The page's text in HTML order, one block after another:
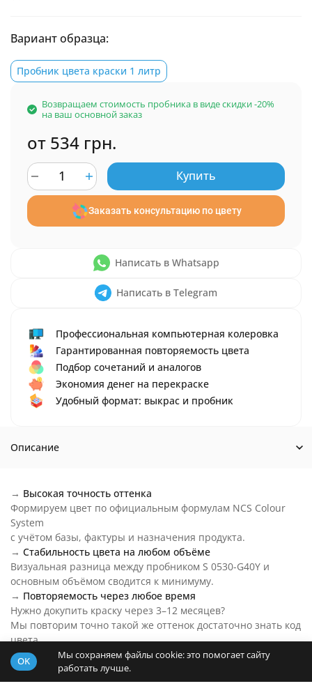
Вариант образца:
Пробник цвета краски 1 литр
Возвращаем стоимость пробника в виде скидки -20%
на ваш основной заказ
от 534 грн.
Купить
Заказать консультацию по цвету
Написать в Whatsapp
Написать в Telegram
Профессиональная компьютерная колеровка
Гарантированная повторяемость цвета
Подбор сочетаний и аналогов
Экономия денег на перекраске
Удобный формат: выкрас и пробник
Описание
→ Высокая точность оттенка
Формируем цвет по официальным формулам NCS Colour
System
с учётом базы, фактуры и назначения продукта.
→ Стабильность цвета на любом объёме
Визуальная разница между пробником S 0530-G40Y и
основным объёмом сводится к минимуму.
→ Повторяемость через любое время
Нужно докупить краску через 3–12 месяцев?
Мы повторим точно такой же оттенок достаточно знать код
цвета.
→Цвет S 0530-G40Y на любой бюджет
Основу пробника подберем под ваш бюджет и задачи.
OK
Мы сохраняем файлы cookie: это помогает сайту
работать лучше.